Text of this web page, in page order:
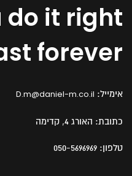
do it right
forever
אימייל: D.m@daniel-m.co.il
כתובת: האורג 4, קדימה
טלפון: 050-5696969